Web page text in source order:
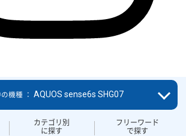
カテゴリ別
に探す
フリーワード
で探す
機種 ： AQUOS sense6s SHG07